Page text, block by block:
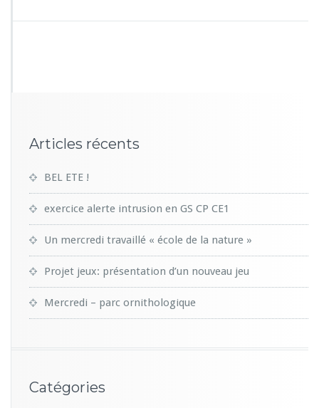
Articles récents
BEL ETE !
exercice alerte intrusion en GS CP CE1
Un mercredi travaillé « école de la nature »
Projet jeux: présentation d’un nouveau jeu
Mercredi – parc ornithologique
Catégories